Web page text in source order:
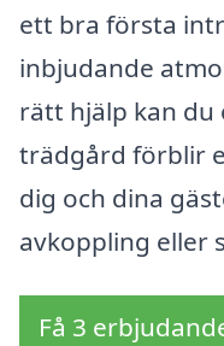
ett bra första
inbjudande
rätt hjälp kan du
trädgård förblir
dig och dina
avkoppling eller
Få 3